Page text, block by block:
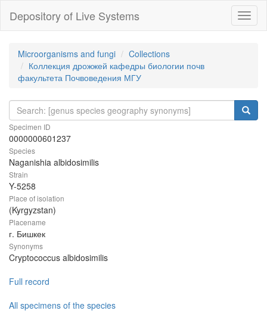
Depository of Live Systems
Microorganisms and fungi
Collections
Коллекция дрожжей кафедры биологии почв
факультета Почвоведения МГУ
Specimen ID
0000000601237
Species
Naganishia albidosimilis
Strain
Y-5258
Place of isolation
(Kyrgyzstan)
Placename
г. Бишкек
Synonyms
Cryptococcus albidosimilis
Full record
All specimens of the species